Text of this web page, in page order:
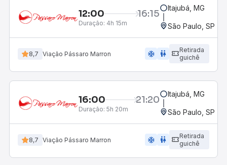
12:00 16:15
Duração: 4h 15m
Itajubá, MG
São Paulo, SP -
8,7 Viação Pássaro Marron ac_unit wc
Retirada
guichê
16:00 21:20
Duração: 5h 20m
Itajubá, MG
São Paulo, SP -
8,7 Viação Pássaro Marron ac_unit wc
Retirada
guichê